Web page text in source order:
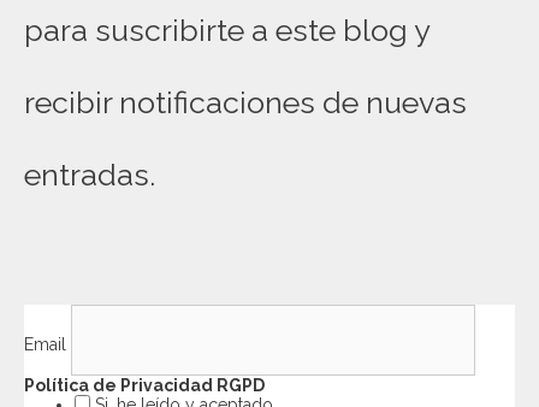
para suscribirte a este blog y
recibir notificaciones de nuevas
entradas.
Email
Política de Privacidad RGPD